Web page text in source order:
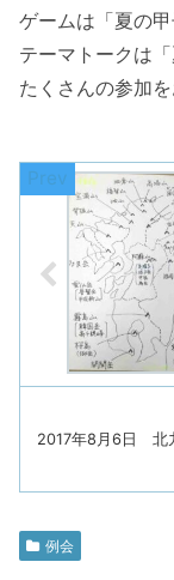
ゲームは「夏の
テーマトークは
たくさんの参加を
2017年8月6日 北
例会